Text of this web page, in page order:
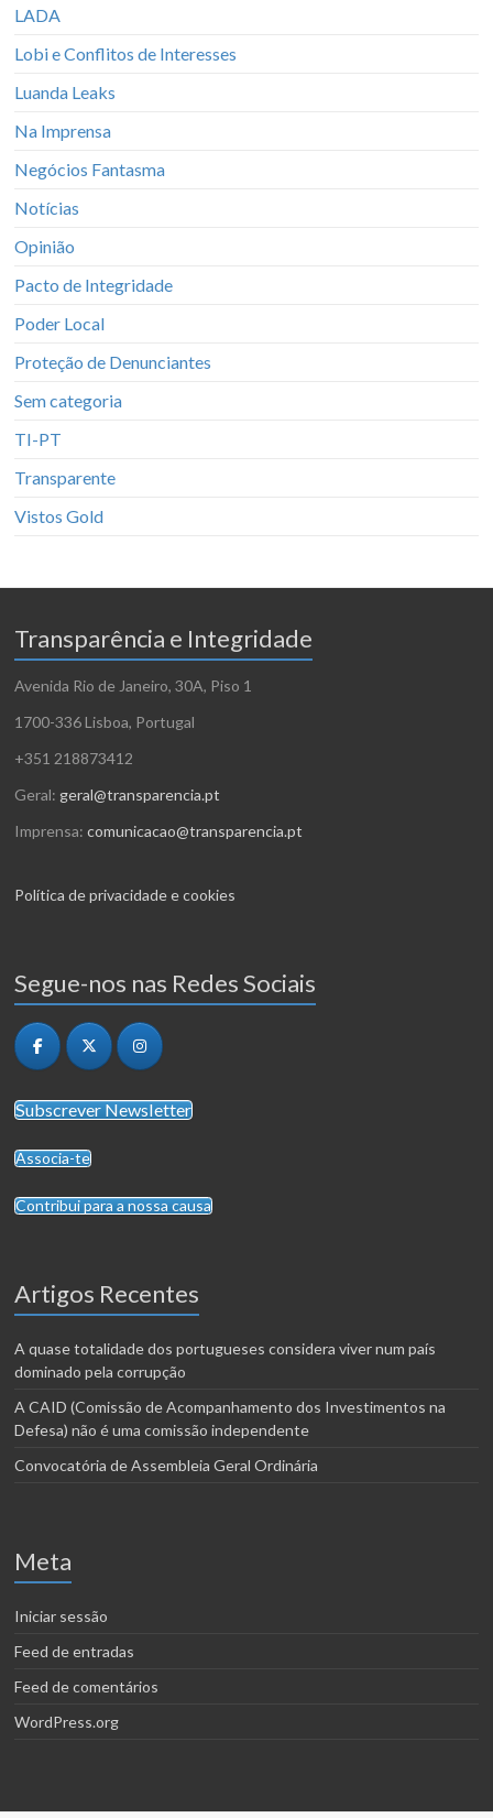
LADA
Lobi e Conflitos de Interesses
Luanda Leaks
Na Imprensa
Negócios Fantasma
Notícias
Opinião
Pacto de Integridade
Poder Local
Proteção de Denunciantes
Sem categoria
TI-PT
Transparente
Vistos Gold
Transparência e Integridade
Avenida Rio de Janeiro, 30A, Piso 1
1700-336 Lisboa, Portugal
+351 218873412
Geral: geral@transparencia.pt
Imprensa:comunicacao@transparencia.pt
Política de privacidade e cookies
Segue-nos nas Redes Sociais
Subscrever Newsletter
Associa-te
Contribui para a nossa causa
Artigos Recentes
A quase totalidade dos portugueses considera viver num país
dominado pela corrupção
A CAID (Comissão de Acompanhamento dos Investimentos na
Defesa) não é uma comissão independente
Convocatória de Assembleia Geral Ordinária
Meta
Iniciar sessão
Feed de entradas
Feed de comentários
WordPress.org